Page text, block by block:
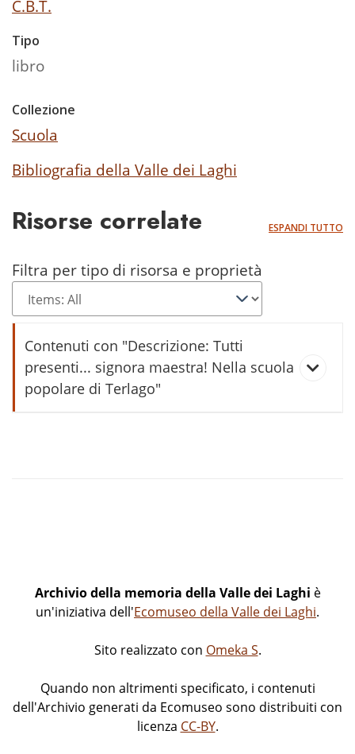
C.B.T.
Tipo
libro
Collezione
Scuola
Bibliografia della Valle dei Laghi
Risorse correlate ESPANDI TUTTO
Filtra per tipo di risorsa e proprietà
Contenuti con "Descrizione: Tutti
presenti... signora maestra! Nella scuola
popolare di Terlago"
Archivio della memoria della Valle dei Laghi è
un'iniziativa dell'Ecomuseo della Valle dei Laghi.
Sito realizzato con Omeka S.
Quando non altrimenti specificato, i contenuti
dell'Archivio generati da Ecomuseo sono distribuiti con
licenza CC-BY.